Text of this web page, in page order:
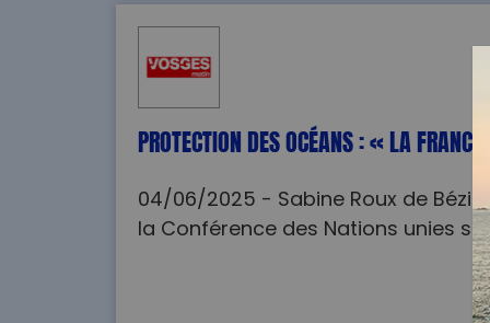
PROTECTION DES OCÉANS : « LA
04/06/2025 - Sabine Roux de
la Conférence des Nations unies